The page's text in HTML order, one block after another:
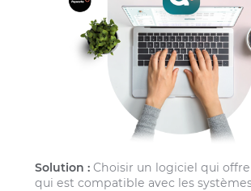
Solution : Choisir un logiciel qui offre
qui est compatible avec les